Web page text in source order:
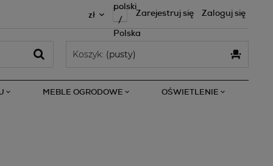
Zarejestruj się Zaloguj się
Koszyk: (pusty)
MEBLE OGRODOWE OŚWIETLENIE